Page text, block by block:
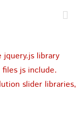
jquery.js library
js include.
slider libraries,